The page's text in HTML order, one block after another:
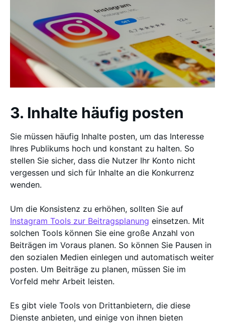
3. Inhalte häufig posten
Sie müssen häufig Inhalte posten, um das Interesse
Ihres Publikums hoch und konstant zu halten. So
stellen Sie sicher, dass die Nutzer Ihr Konto nicht
vergessen und sich für Inhalte an die Konkurrenz
wenden.
Um die Konsistenz zu erhöhen, sollten Sie auf
Instagram Tools zur Beitragsplanung einsetzen. Mit
solchen Tools können Sie eine große Anzahl von
Beiträgen im Voraus planen. So können Sie Pausen in
den sozialen Medien einlegen und automatisch weiter
posten. Um Beiträge zu planen, müssen Sie im
Vorfeld mehr Arbeit leisten.
Es gibt viele Tools von Drittanbietern, die diese
Dienste anbieten, und einige von ihnen bieten